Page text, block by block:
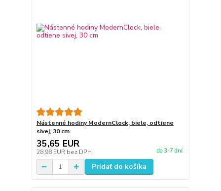
Nástenné hodiny ModernClock, biele, odtiene
sivej, 30 cm
35,65 EUR
28,98 EUR bez DPH do 3-7 dní
Pridať do košíka